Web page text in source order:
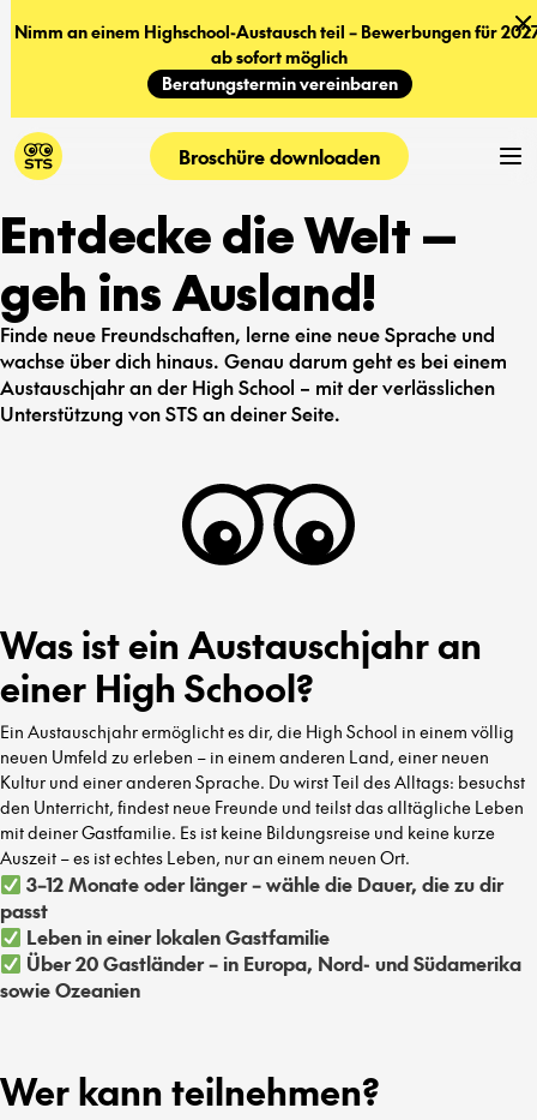
Nimm an einem Highschool-Austausch teil – Bewerbungen für
ab sofort möglich
Beratungstermin vereinbaren
Broschüre downloaden
Entdecke die Welt —
geh ins Ausland!
Finde neue Freundschaften, lerne eine neue Sprache und
wachse über dich hinaus. Genau darum geht es bei einem
Austauschjahr an der High School – mit der verlässlichen
Unterstützung von STS an deiner Seite.
Was ist ein Austauschjahr an
einer High School?
Ein Austauschjahr ermöglicht es dir, die High School in einem völlig
neuen Umfeld zu erleben – in einem anderen Land, einer neuen
Kultur und einer anderen Sprache. Du wirst Teil des Alltags: besuchst
den Unterricht, findest neue Freunde und teilst das alltägliche Leben
mit deiner Gastfamilie. Es ist keine Bildungsreise und keine kurze
Auszeit – es ist echtes Leben, nur an einem neuen Ort.
3–12 Monate oder länger – wähle die Dauer, die zu dir
passt
Leben in einer lokalen Gastfamilie
Über 20 Gastländer – in Europa, Nord- und Südamerika
sowie Ozeanien
Wer kann teilnehmen?